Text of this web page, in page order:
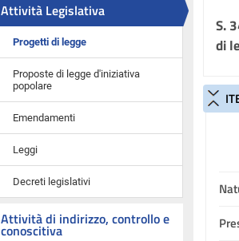
Attività Legislativa
Progetti di legge
Proposte di legge d'iniziativa
popolare
Emendamenti
Leggi
Decreti legislativi
Attività di indirizzo, controllo e
conoscitiva
S.
di